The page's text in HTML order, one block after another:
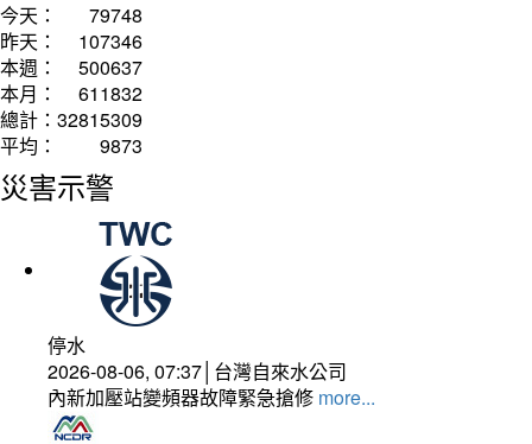
今天：
79748
昨天：
107346
本週：
500637
本月：
611832
總計： 32815309
平均：
9873
災害示警
停水
2026-08-06, 07:37│台灣自來水公司
內新加壓站變頻器故障緊急搶修 more...